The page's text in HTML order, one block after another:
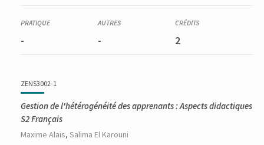
- - 2
ZENS3002-1
Gestion de l'hétérogénéité des apprenants : Aspects didactiques
S2 Français
Maxime Alais, Salima El Karouni